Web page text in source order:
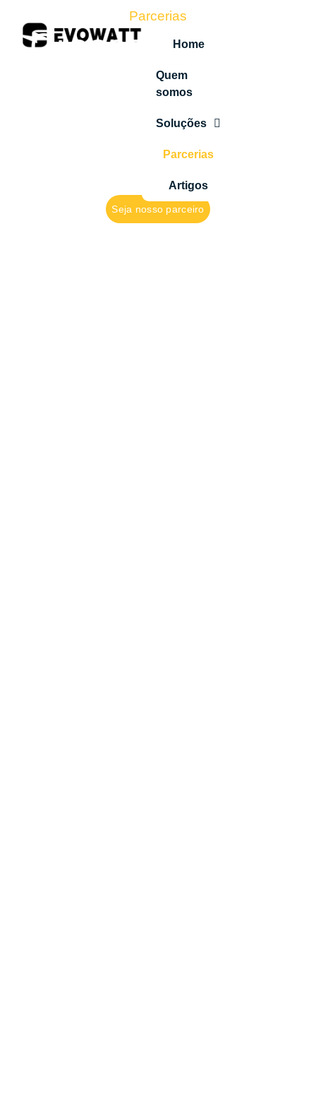
Home
Quem
somos
Soluções
Parcerias
Artigos
Parcerias
Crescendo com
nossos clientes.
Venha nos
conhecer
Seja nosso parceiro